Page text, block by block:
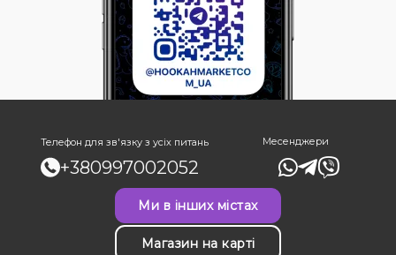
Телефон для зв'язку з усіх питань
+380997002052
Месенджери
Ми в інших містах
Магазин на карті